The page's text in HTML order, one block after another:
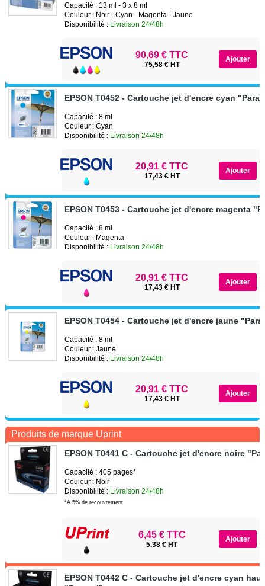
Capacité : 13 ml - 3 x 8 ml
Couleur : Noir - Cyan - Magenta - Jaune
Disponibilité : Livraison 24/48h
90,69 € TTC
75,58 € HT
EPSON T0452 - Cartouche jet d'encre cyan
Capacité : 8 ml
Couleur : Cyan
Disponibilité : Livraison 24/48h
20,91 € TTC
17,43 € HT
EPSON T0453 - Cartouche jet d'encre magenta
Capacité : 8 ml
Couleur : Magenta
Disponibilité : Livraison 24/48h
20,91 € TTC
17,43 € HT
EPSON T0454 - Cartouche jet d'encre jaune
Capacité : 8 ml
Couleur : Jaune
Disponibilité : Livraison 24/48h
20,91 € TTC
17,43 € HT
Produits de marque Uprint
EPSON T0441 C - Cartouche jet d'encre noire
Capacité : 405 pages*
Couleur : Noir
Disponibilité : Livraison 24/48h
*A 5% de recouvrement
6,45 € TTC
5,38 € HT
EPSON T0442 C - Cartouche jet d'encre cyan